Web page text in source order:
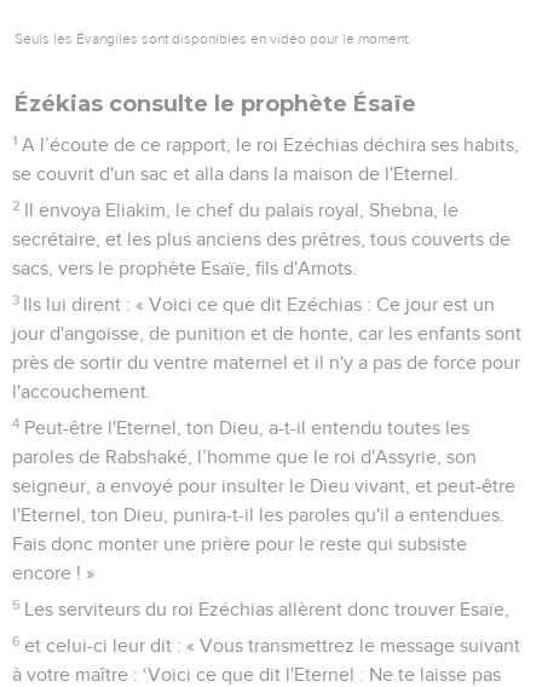
Seuls les Évangiles sont disponibles en vidéo pour le moment.
Ézékias consulte le prophète Ésaïe
1 A l’écoute de ce rapport, le roi Ezéchias déchira ses habits,
se couvrit d'un sac et alla dans la maison de l'Eternel.
2 Il envoya Eliakim, le chef du palais royal, Shebna, le
secrétaire, et les plus anciens des prêtres, tous couverts de
sacs, vers le prophète Esaïe, fils d'Amots.
3 Ils lui dirent : « Voici ce que dit Ezéchias : Ce jour est un
jour d'angoisse, de punition et de honte, car les enfants sont
près de sortir du ventre maternel et il n'y a pas de force pour
l'accouchement.
4 Peut-être l'Eternel, ton Dieu, a-t-il entendu toutes les
paroles de Rabshaké, l’homme que le roi d'Assyrie, son
seigneur, a envoyé pour insulter le Dieu vivant, et peut-être
l'Eternel, ton Dieu, punira-t-il les paroles qu'il a entendues.
Fais donc monter une prière pour le reste qui subsiste
encore ! »
5 Les serviteurs du roi Ezéchias allèrent donc trouver Esaïe,
6 et celui-ci leur dit : « Vous transmettrez le message suivant
à votre maître : ‘Voici ce que dit l'Eternel : Ne te laisse pas